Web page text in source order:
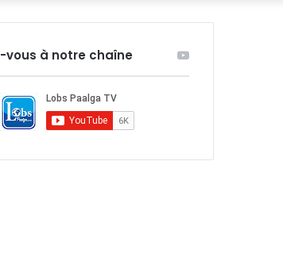
vous à notre chaîne